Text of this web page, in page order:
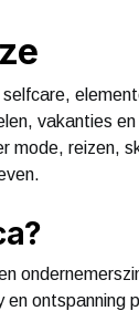
vakanties
mode, reizen,
ontspanning